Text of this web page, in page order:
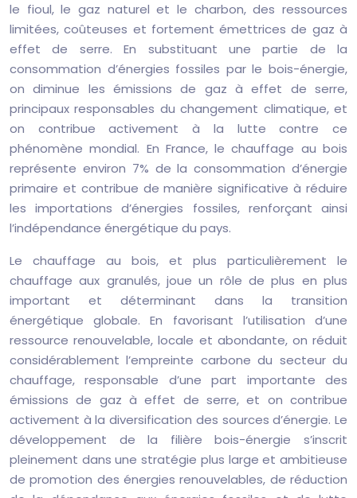
le fioul, le gaz naturel et le charbon, des ressources
limitées, coûteuses et fortement émettrices de gaz à
effet de serre. En substituant une partie de la
consommation d’énergies fossiles par le bois-énergie,
on diminue les émissions de gaz à effet de serre,
principaux responsables du changement climatique, et
on contribue activement à la lutte contre ce
phénomène mondial. En France, le chauffage au bois
représente environ 7% de la consommation d’énergie
primaire et contribue de manière significative à réduire
les importations d’énergies fossiles, renforçant ainsi
l’indépendance énergétique du pays.
Le chauffage au bois, et plus particulièrement le
chauffage aux granulés, joue un rôle de plus en plus
important et déterminant dans la transition
énergétique globale. En favorisant l’utilisation d’une
ressource renouvelable, locale et abondante, on réduit
considérablement l’empreinte carbone du secteur du
chauffage, responsable d’une part importante des
émissions de gaz à effet de serre, et on contribue
activement à la diversification des sources d’énergie. Le
développement de la filière bois-énergie s’inscrit
pleinement dans une stratégie plus large et ambitieuse
de promotion des énergies renouvelables, de réduction